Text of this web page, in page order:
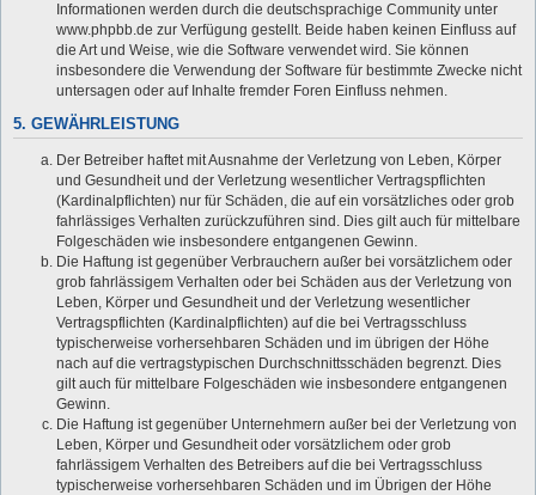
Informationen werden durch die deutschsprachige Community unter
www.phpbb.de zur Verfügung gestellt. Beide haben keinen Einfluss auf
die Art und Weise, wie die Software verwendet wird. Sie können
insbesondere die Verwendung der Software für bestimmte Zwecke nicht
untersagen oder auf Inhalte fremder Foren Einfluss nehmen.
5. GEWÄHRLEISTUNG
Der Betreiber haftet mit Ausnahme der Verletzung von Leben, Körper
und Gesundheit und der Verletzung wesentlicher Vertragspflichten
(Kardinalpflichten) nur für Schäden, die auf ein vorsätzliches oder grob
fahrlässiges Verhalten zurückzuführen sind. Dies gilt auch für mittelbare
Folgeschäden wie insbesondere entgangenen Gewinn.
Die Haftung ist gegenüber Verbrauchern außer bei vorsätzlichem oder
grob fahrlässigem Verhalten oder bei Schäden aus der Verletzung von
Leben, Körper und Gesundheit und der Verletzung wesentlicher
Vertragspflichten (Kardinalpflichten) auf die bei Vertragsschluss
typischerweise vorhersehbaren Schäden und im übrigen der Höhe
nach auf die vertragstypischen Durchschnittsschäden begrenzt. Dies
gilt auch für mittelbare Folgeschäden wie insbesondere entgangenen
Gewinn.
Die Haftung ist gegenüber Unternehmern außer bei der Verletzung von
Leben, Körper und Gesundheit oder vorsätzlichem oder grob
fahrlässigem Verhalten des Betreibers auf die bei Vertragsschluss
typischerweise vorhersehbaren Schäden und im Übrigen der Höhe